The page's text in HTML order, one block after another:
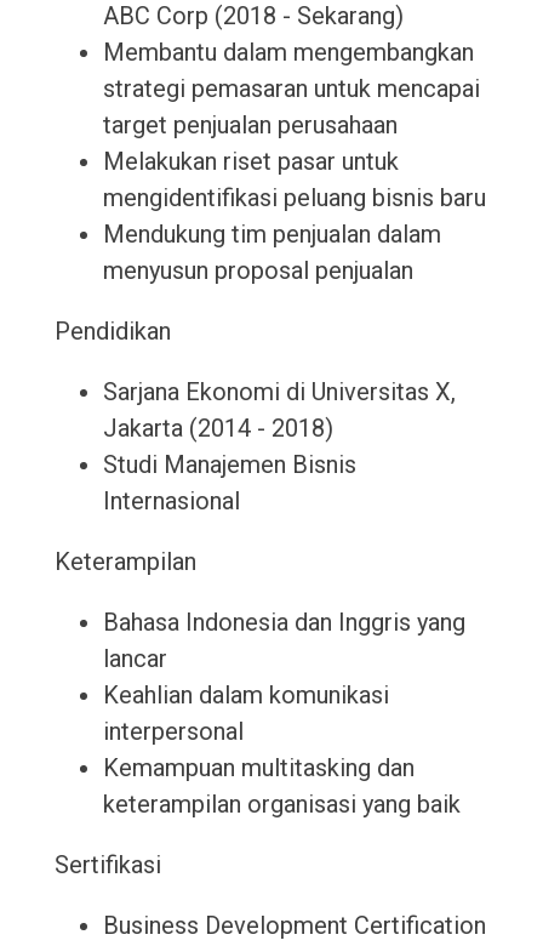
ABC Corp (2018 - Sekarang)
Membantu dalam mengembangkan
strategi pemasaran untuk mencapai
target penjualan perusahaan
Melakukan riset pasar untuk
mengidentifikasi peluang bisnis baru
Mendukung tim penjualan dalam
menyusun proposal penjualan
Pendidikan
Sarjana Ekonomi di Universitas X,
Jakarta (2014 - 2018)
Studi Manajemen Bisnis
Internasional
Keterampilan
Bahasa Indonesia dan Inggris yang
lancar
Keahlian dalam komunikasi
interpersonal
Kemampuan multitasking dan
keterampilan organisasi yang baik
Sertifikasi
Business Development Certification